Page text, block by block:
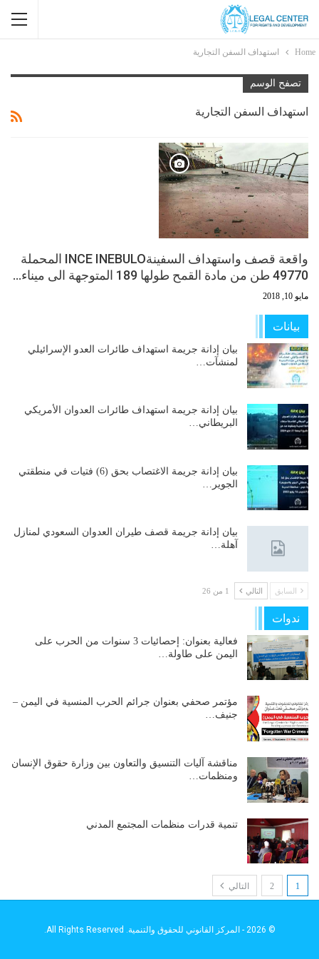
Home استهداف السفن التجارية
تصفح الوسم
استهداف السفن التجارية
واقعة قصف واستهداف السفينةINCE INEBULO المحملة
49770 طن من مادة القمح طولها 189 المتوجهة الى ميناء…
مايو 10, 2018
بيانات
بيان إدانة جريمة استهداف طائرات العدو الإسرائيلي
لمنشآت…
بيان إدانة جريمة استهداف طائرات العدوان الأمريكي
البريطاني…
بيان إدانة جريمة الاغتصاب بحق (6) فتيات في منطقتي
الجوير…
بيان إدانة جريمة قصف طيران العدوان السعودي لمنازل
آهلة…
السابق التالي 1 من 26
ندوات
فعالية بعنوان: إحصائيات 3 سنوات من الحرب على
اليمن على طاولة…
مؤتمر صحفي بعنوان جرائم الحرب المنسية في اليمن –
جنيف…
مناقشة آليات التنسيق والتعاون بين وزارة حقوق الإنسان
ومنظمات…
تنمية قدرات منظمات المجتمع المدني
1
2 التالي
© 2026 - المركز القانوني للحقوق والتنمية. All Rights Reserved.